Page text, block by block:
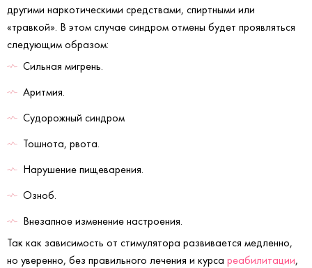
другими наркотическими средствами, спиртными или
«травкой». В этом случае синдром отмены будет проявляться
следующим образом:
Сильная мигрень.
Аритмия.
Судорожный синдром
Тошнота, рвота.
Нарушение пищеварения.
Озноб.
Внезапное изменение настроения.
Так как зависимость от стимулятора развивается медленно,
но уверенно, без правильного лечения и курса реабилитации,